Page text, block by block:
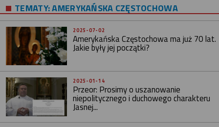
TEMATY:AMERYKAŃSKA CZĘSTOCHOWA
2025-07-02
Amerykańska Częstochowa ma już 70 lat.
Jakie były jej początki?
2025-01-14
Przeor: Prosimy o uszanowanie
niepolitycznego i duchowego charakteru
Jasnej...